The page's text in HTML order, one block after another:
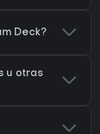
Deck?
u otras